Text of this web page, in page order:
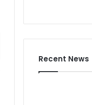
Recent News